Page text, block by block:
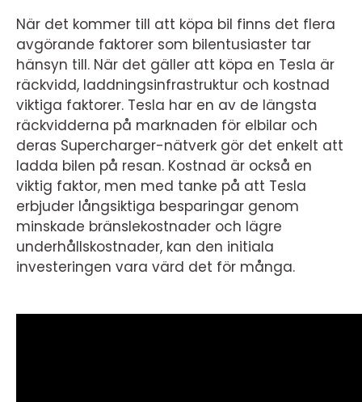
När det kommer till att köpa bil finns det flera
avgörande faktorer som bilentusiaster tar
hänsyn till. När det gäller att köpa en Tesla är
räckvidd, laddningsinfrastruktur och kostnad
viktiga faktorer. Tesla har en av de längsta
räckvidderna på marknaden för elbilar och
deras Supercharger-nätverk gör det enkelt att
ladda bilen på resan. Kostnad är också en
viktig faktor, men med tanke på att Tesla
erbjuder långsiktiga besparingar genom
minskade bränslekostnader och lägre
underhållskostnader, kan den initiala
investeringen vara värd det för många.